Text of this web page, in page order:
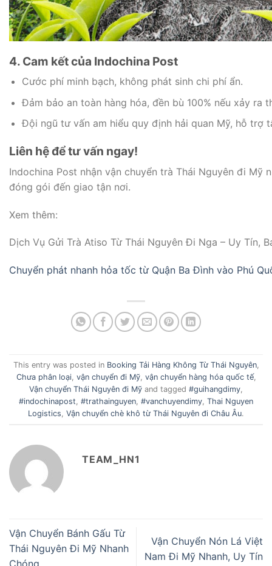
4. Cam kết của Indochina Post
Cước phí minh bạch, không phát sinh chi phí ẩn.
Đảm bảo an toàn hàng hóa, đền bù 100% nếu xảy ra
Đội ngũ tư vấn am hiểu quy định hải quan Mỹ, hỗ trợ
Liên hệ để tư vấn ngay!
Indochina Post nhận vận chuyển trà Thái Nguyên đi
đóng gói đến giao tận nơi.
Xem thêm:
Dịch Vụ Gửi Trà Atiso Từ Thái Nguyên Đi Nga – Uy Tín,
Chuyển phát nhanh hỏa tốc từ Quận Ba Đình vào Phú
This entry was posted in Booking Tải Hàng Không Từ Thái Nguyên,
Chưa phân loại, vận chuyển đi Mỹ, vận chuyển hàng hóa quốc tế,
Vận chuyển Thái Nguyên đi Mỹ and tagged #guihangdimy
#indochinapost #trathainguyen #vanchuyendimy Thai Nguyen
Logistics Vận chuyển chè khô từ Thái Nguyên đi Châu Âu.
TEAM_HN1
Vận Chuyển Bánh Gấu Từ
Thái Nguyên Đi Mỹ Nhanh
Vận Chuyển Nón Lá Việt
Nam Đi Mỹ Nhanh, Uy Tín